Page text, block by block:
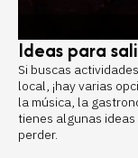
Ideas para
Si buscas
local, ¡hay varias
la música, la
tienes algunas
perder.